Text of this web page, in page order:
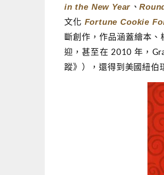
in the New Year 、
文化 Fortune Cookie
斷創作，作品涵蓋繪本
迎，甚至在 2010 年，
蹤》），還得到美國紐伯